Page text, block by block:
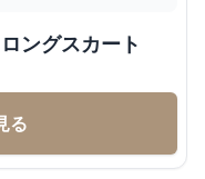
ングスカート
る